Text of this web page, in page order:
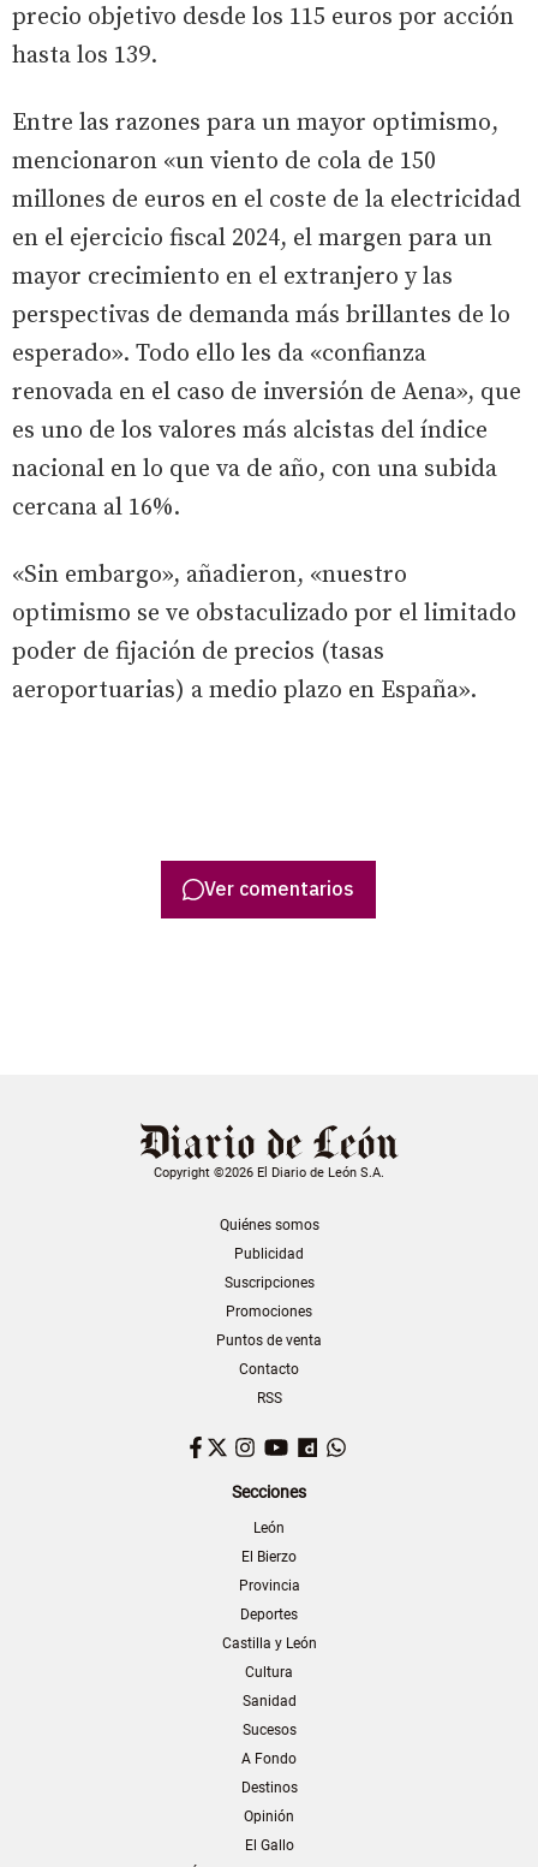
precio objetivo desde los 115 euros por acción
hasta los 139.
Entre las razones para un mayor optimismo,
mencionaron «un viento de cola de 150
millones de euros en el coste de la electricidad
en el ejercicio fiscal 2024, el margen para un
mayor crecimiento en el extranjero y las
perspectivas de demanda más brillantes de lo
esperado». Todo ello les da «confianza
renovada en el caso de inversión de Aena», que
es uno de los valores más alcistas del índice
nacional en lo que va de año, con una subida
cercana al 16%.
«Sin embargo», añadieron, «nuestro
optimismo se ve obstaculizado por el limitado
poder de fijación de precios (tasas
aeroportuarias) a medio plazo en España».
Ver comentarios
Copyright ©2026 El Diario de León S.A.
Quiénes somos
Publicidad
Suscripciones
Promociones
Puntos de venta
Contacto
RSS
Facebook
TwitterInstagram
YouTubeDailymotion
Secciones
León
El Bierzo
Provincia
Deportes
Castilla y León
Cultura
Sanidad
Sucesos
A Fondo
Destinos
Opinión
El Gallo